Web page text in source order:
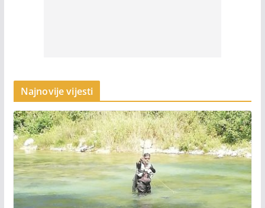
Najnovije vijesti